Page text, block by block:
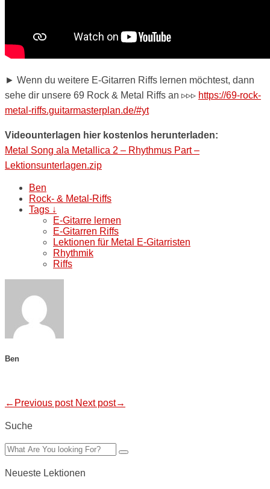
► Wenn du weitere E-Gitarren Riffs lernen möchtest, dann
sehe dir unsere 69 Rock & Metal Riffs an ▹▹▹ https://69-rock-
metal-riffs.guitarmasterplan.de/#yt
Videounterlagen hier kostenlos herunterladen:
Metal Song ala Metallica 2 – Rhythmus Part –
Lektionsunterlagen.zip
Ben
Rock- & Metal-Riffs
Tags ↓
E-Gitarre lernen
E-Gitarren Riffs
Lektionen für Metal E-Gitarristen
Rhythmik
Riffs
Ben
←Previous post Next post→
Suche
Neueste Lektionen